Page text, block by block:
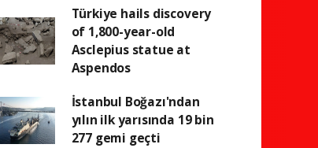
Türkiye hails discovery
of 1,800-year-old
Asclepius statue at
Aspendos
İstanbul Boğazı'ndan
yılın ilk yarısında 19 bin
277 gemi geçti